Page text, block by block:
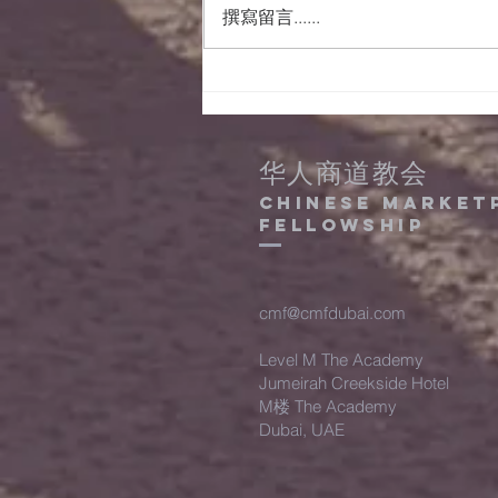
文及事项
撰寫留言......
华人商道教会
Chinese
Fellowship
cmf@cmfdubai.com
Level M The Academy
Jumeirah Creekside Hotel
M楼 The Academy
Dubai, UAE